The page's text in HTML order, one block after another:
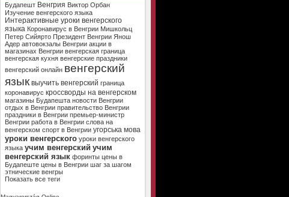
Будапешт Венгрия Виктор Орбан
Изучение венгерского языка
Интерактивные уроки венгерского
языка Коронавирус в Венгрии Мишкольц
Петер Сийярто Президент Венгрии Янош
Адер автовокзалы Венгрии акции в
магазинах Венгрии венгерская граница
венгерская кухня венгерские праздники
венгерский онлайн венгерский
язык выучить венгерский граница
коронавирус кроссворды на венгерском
магазины Будапешта новости Венгрии
отдых в Венгрии правительство Венгрии
праздники в Венгрии премьер-министр
Венгрии работа в Венгрии слова на
венгерском спорт в Венгрии угорська мова
уроки венгерского уроки венгерского
языка учим венгерский учим
венгерский язык форинты цены в
Будапеште цены в Венгрии шаг за шагом
этнические венгры
Показать все теги